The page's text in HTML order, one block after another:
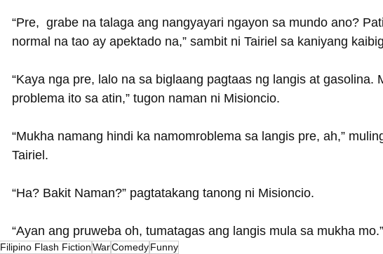
“Pre,  grabe na talaga ang nangyayari ngayon sa mundo ano?
normal na tao ay apektado na,” sambit ni Tairiel sa kaniyang
“Kaya nga pre, lalo na sa biglaang pagtaas ng langis at gasolina.
problema ito sa atin,” tugon naman ni Misioncio.
“Mukha namang hindi ka namomroblema sa langis pre, ah,”
Tairiel.
“Ha? Bakit Naman?” pagtatakang tanong ni Misioncio.
“Ayan ang pruweba oh, tumatagas ang langis mula sa mukha mo.”
Filipino Flash FictionWarComedyFunny